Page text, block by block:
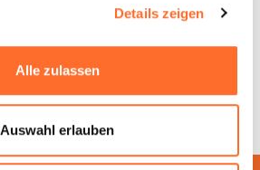
Details zeigen
Alle zulassen
Auswahl erlauben